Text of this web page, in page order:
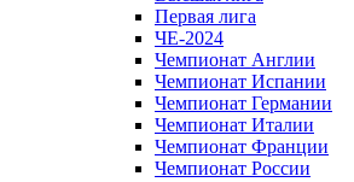
Первая лига
ЧЕ-2024
Чемпионат Англии
Чемпионат Испании
Чемпионат Германии
Чемпионат Италии
Чемпионат Франции
Чемпионат России